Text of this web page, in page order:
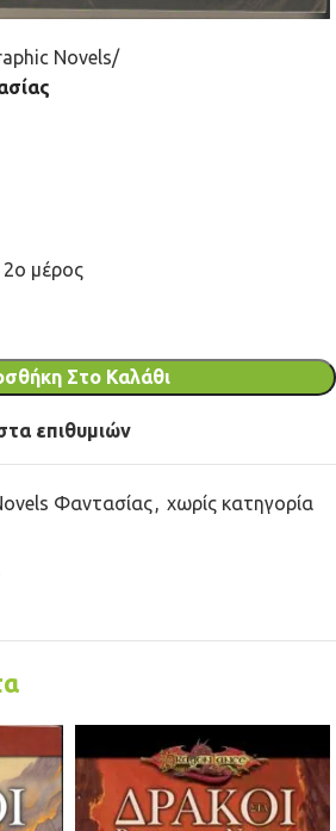
Novels
μέρος
Στο Καλάθι
επιθυμιών
Φαντασίας, χωρίς κατηγορία